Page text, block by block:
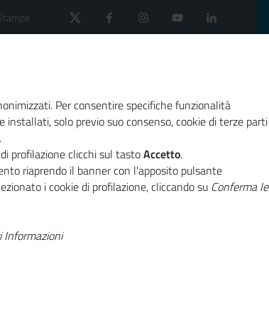
Per consentire specifiche funzionalità
solo previo suo consenso, cookie di terze parti
profilazione clicchi sul tastoAccetto.
riaprendo il banner con l'apposito pulsante
i cookie di profilazione, cliccando su Conferma le
Informazioni